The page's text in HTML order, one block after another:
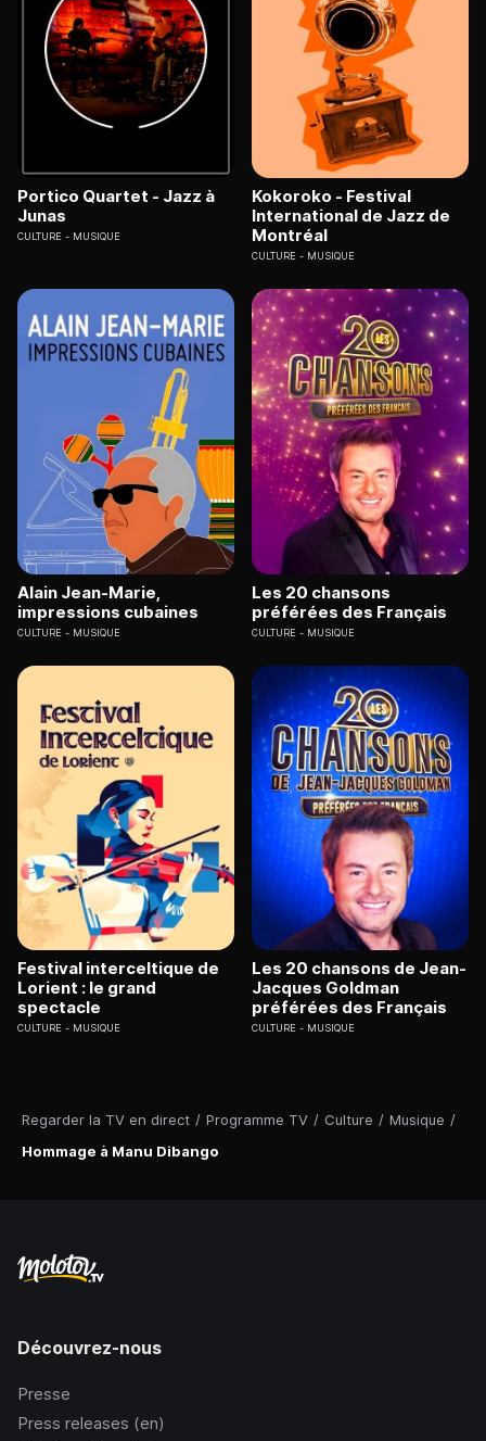
Regarder la TV en direct / Programme TV / Culture / Musique /
Hommage à Manu Dibango
Portico Quartet - Jazz à
Junas
CULTURE MUSIQUE
Kokoroko - Festival
International de Jazz de
Montréal
CULTURE MUSIQUE
Alain Jean-Marie,
impressions cubaines
CULTURE MUSIQUE
Les 20 chansons
préférées des Français
CULTURE MUSIQUE
Festival interceltique de
Lorient : le grand
spectacle
CULTURE MUSIQUE
Les 20 chansons de Jean-
Jacques Goldman
préférées des Français
CULTURE MUSIQUE
Découvrez-nous
Presse
Press releases (en)